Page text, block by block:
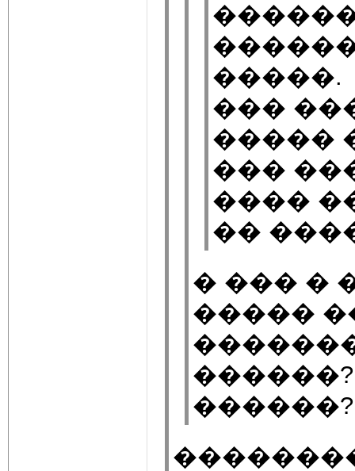
�����.
���
�����
���
����
��
� ��� �
�����
������?